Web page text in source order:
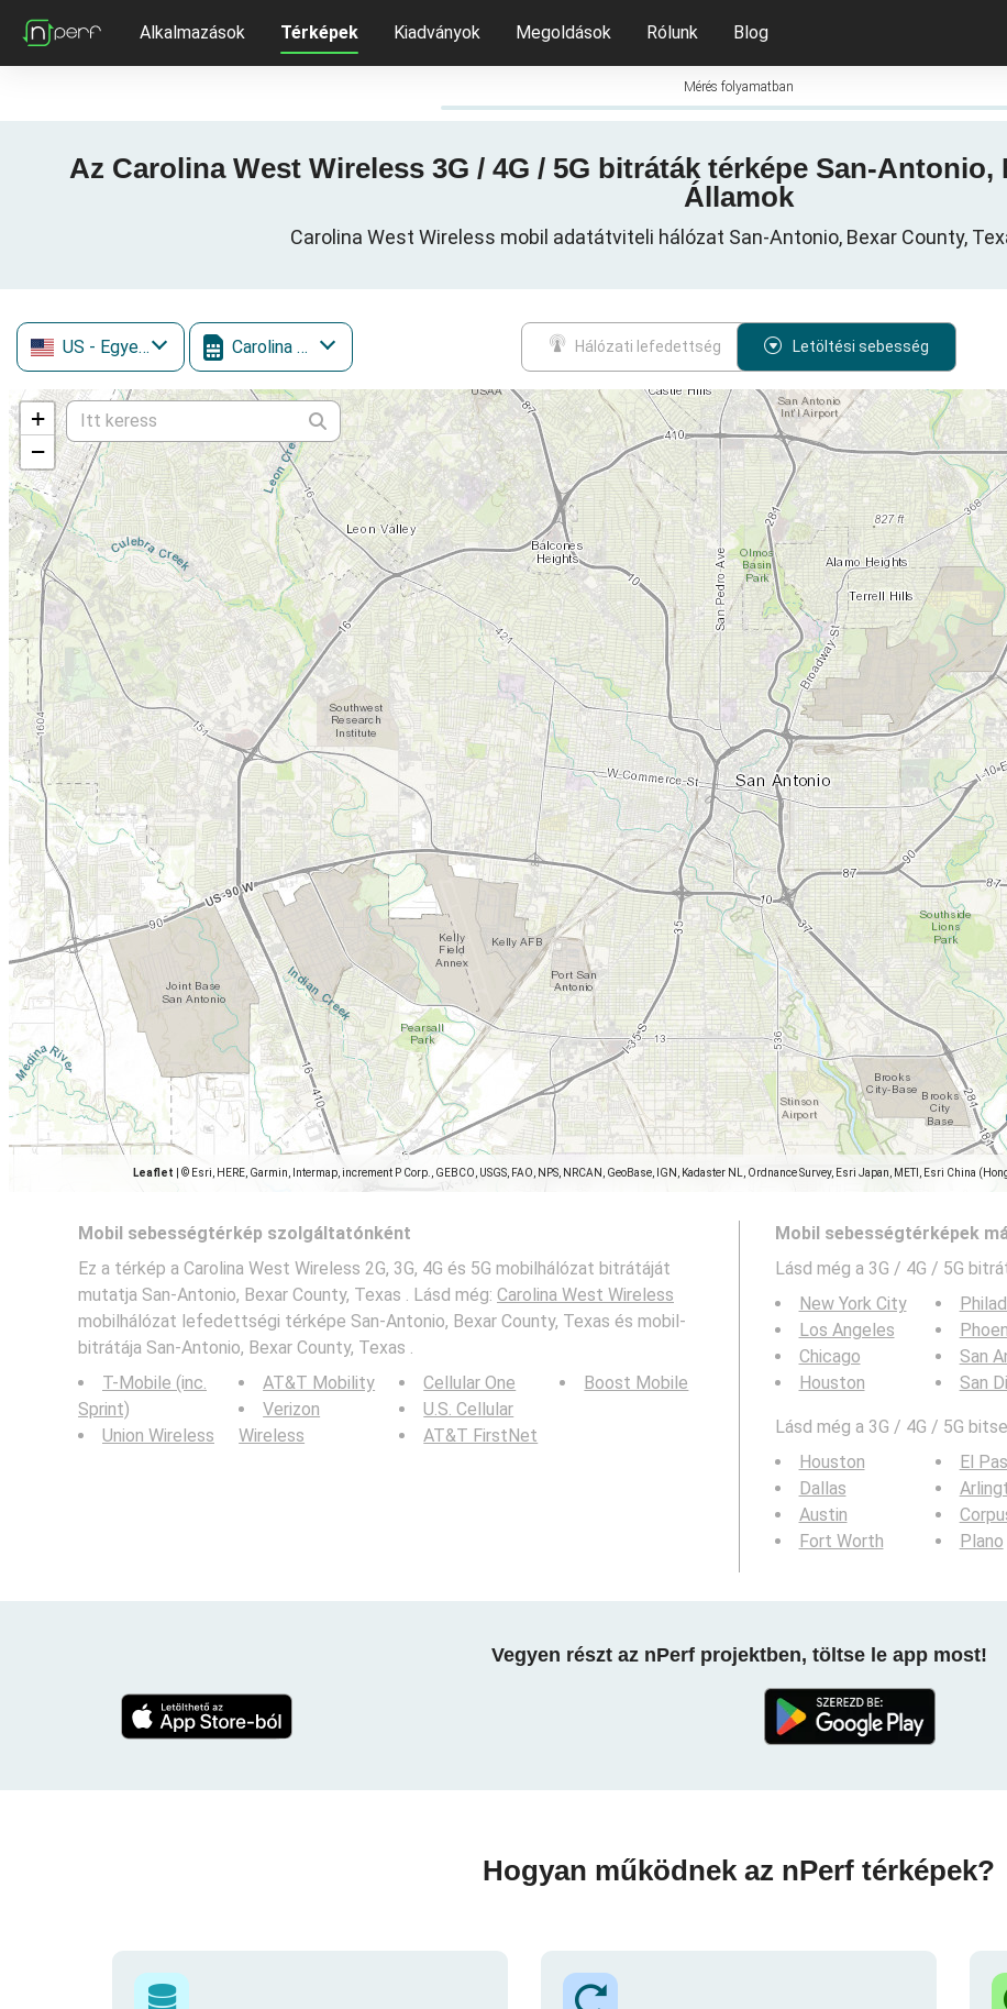
Alkalmazások Térképek Kiadványok Megoldások Rólunk Blog
Mérés folyamatban
Az Carolina West Wireless 3G / 4G / 5G bitráták térképe San-
Államok
Carolina West Wireless mobil adatátviteli hálózat San-Antonio, Bexar County,
US - Egyesült Államok Carolina West Wireless Hálózati lefedettség Letöltési sebesség
+
−
Leaflet © Esri, HERE, Garmin, Intermap, increment P Corp., GEBCO, USGS, FAO, NPS, NRCAN, GeoBase, IGN, Kadaster NL, Ordnance Survey, Esri Japan, METI, Esri China
Mobil sebességtérkép szolgáltatónként
Ez a térkép a Carolina West Wireless 2G, 3G, 4G és 5G mobilhálózat bitrátáját
mutatja San-Antonio, Bexar County, Texas . Lásd még: Carolina West Wireless
mobilhálózat lefedettségi térképe San-Antonio, Bexar County, Texas és mobil-
bitrátája San-Antonio, Bexar County, Texas .
T-Mobile (inc.
Sprint)
Union Wireless
AT&T Mobility
Verizon
Wireless
Cellular One
U.S. Cellular
AT&T FirstNet
Boost Mobile
Mobil sebességtérképek
Lásd még a 3G / 4G / 5G
New York City
Los Angeles
Chicago
Houston
San
San
Lásd még a 3G / 4G / 5G
Houston
Dallas
Austin
Fort Worth
El
Plano
Vegyen részt az nPerf projektben, töltse le app most!
Hogyan működnek az nPerf térképek?